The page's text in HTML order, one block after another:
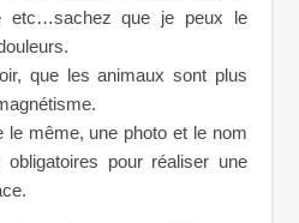
etc…sachez que je peux le
que les animaux sont plus
le même, une photo et le nom
pour réaliser une